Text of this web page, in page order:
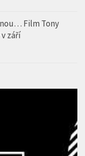
Film Tony
září